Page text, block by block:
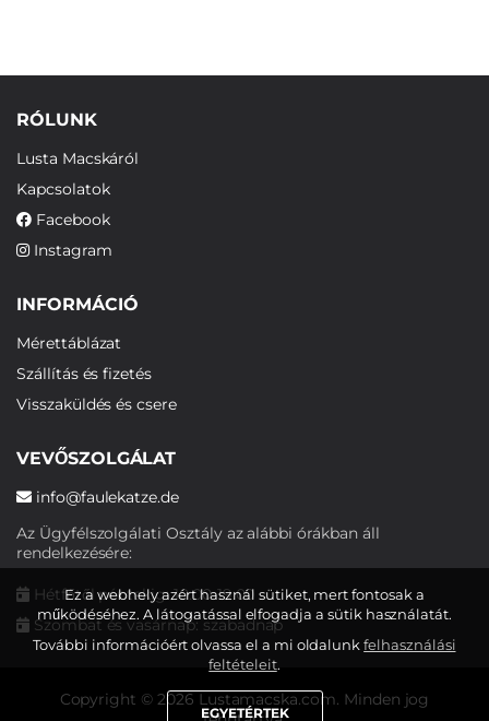
RÓLUNK
Lusta Macskáról
Kapcsolatok
Facebook
Instagram
INFORMÁCIÓ
Mérettáblázat
Szállítás és fizetés
Visszaküldés és csere
VEVŐSZOLGÁLAT
info@faulekatze.de
Az Ügyfélszolgálati Osztály az alábbi órákban áll
rendelkezésére:
Hétfőtől péntekig: 10:00-19:00
Szombat és vasárnap: szabadnap
Copyright © 2026 Lustamacska.com. Minden jog
Ez a webhely azért használ sütiket, mert fontosak a
működéséhez. A látogatással elfogadja a sütik használatát.
További információért olvassa el a mi oldalunkfelhasználási
feltételeit.
EGYETÉRTEK